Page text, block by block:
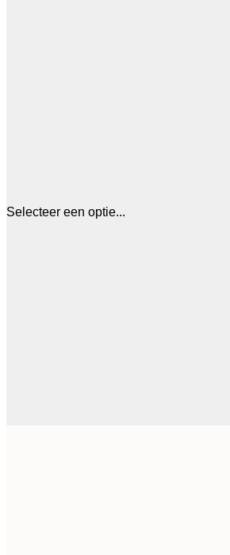
Selecteer een optie...